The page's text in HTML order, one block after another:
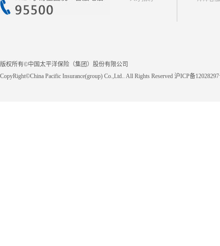
版权所有©中国太平洋保险（集团）股份有限公司
CopyRight©China Pacific Insurance(group) Co.,Ltd.. All Rights Reserved 沪ICP备